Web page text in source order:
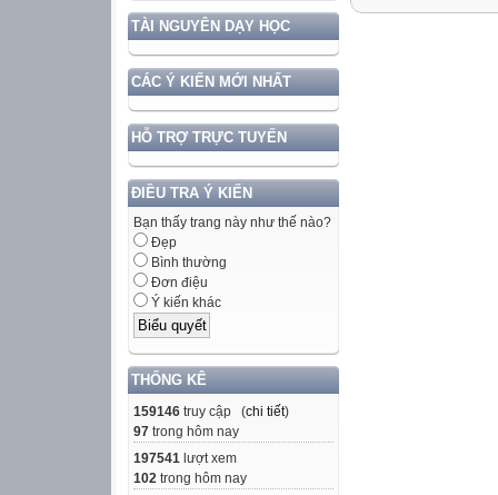
TÀI NGUYÊN DẠY HỌC
CÁC Ý KIẾN MỚI NHẤT
HỖ TRỢ TRỰC TUYẾN
ĐIỀU TRA Ý KIẾN
Bạn thấy trang này như thế nào?
Đẹp
Bình thường
Đơn điệu
Ý kiến khác
THỐNG KÊ
159146 truy cập (chi tiết)
97 trong hôm nay
197541 lượt xem
102 trong hôm nay